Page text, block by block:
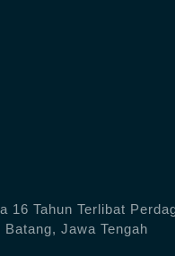
16 Tahun Terlibat
Jawa Tengah